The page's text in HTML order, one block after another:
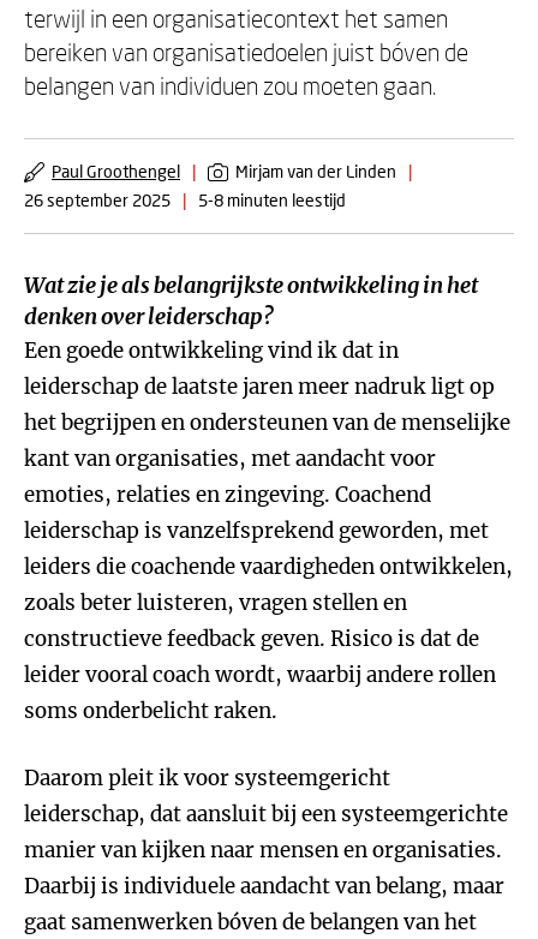
terwijl in een organisatiecontext het samen
bereiken van organisatiedoelen juist bóven de
belangen van individuen zou moeten gaan.
Paul Groothengel | Mirjam van der Linden
|
26 september 2025
| 5-8 minuten leestijd
Wat zie je als belangrijkste ontwikkeling in het
denken over leiderschap?
Een goede ontwikkeling vind ik dat in
leiderschap de laatste jaren meer nadruk ligt op
het begrijpen en ondersteunen van de menselijke
kant van organisaties, met aandacht voor
emoties, relaties en zingeving. Coachend
leiderschap is vanzelfsprekend geworden, met
leiders die coachende vaardigheden ontwikkelen,
zoals beter luisteren, vragen stellen en
constructieve feedback geven. Risico is dat de
leider vooral coach wordt, waarbij andere rollen
soms onderbelicht raken.
Daarom pleit ik voor systeemgericht
leiderschap, dat aansluit bij een systeemgerichte
manier van kijken naar mensen en organisaties.
Daarbij is individuele aandacht van belang, maar
gaat samenwerken bóven de belangen van het